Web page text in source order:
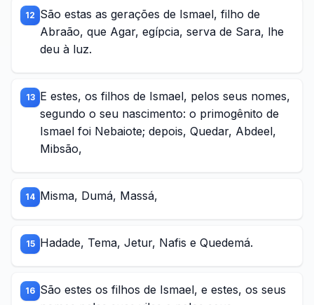
12 São estas as gerações de Ismael, filho de
Abraão, que Agar, egípcia, serva de Sara, lhe
deu à luz.
13 E estes, os filhos de Ismael, pelos seus nomes,
segundo o seu nascimento: o primogênito de
Ismael foi Nebaiote; depois, Quedar, Abdeel,
Mibsão,
14 Misma, Dumá, Massá,
15 Hadade, Tema, Jetur, Nafis e Quedemá.
16 São estes os filhos de Ismael, e estes, os seus